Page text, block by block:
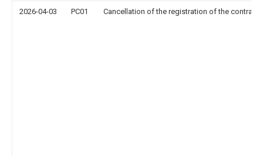
2026-04-03 PC01 Cancellation of the registration of the